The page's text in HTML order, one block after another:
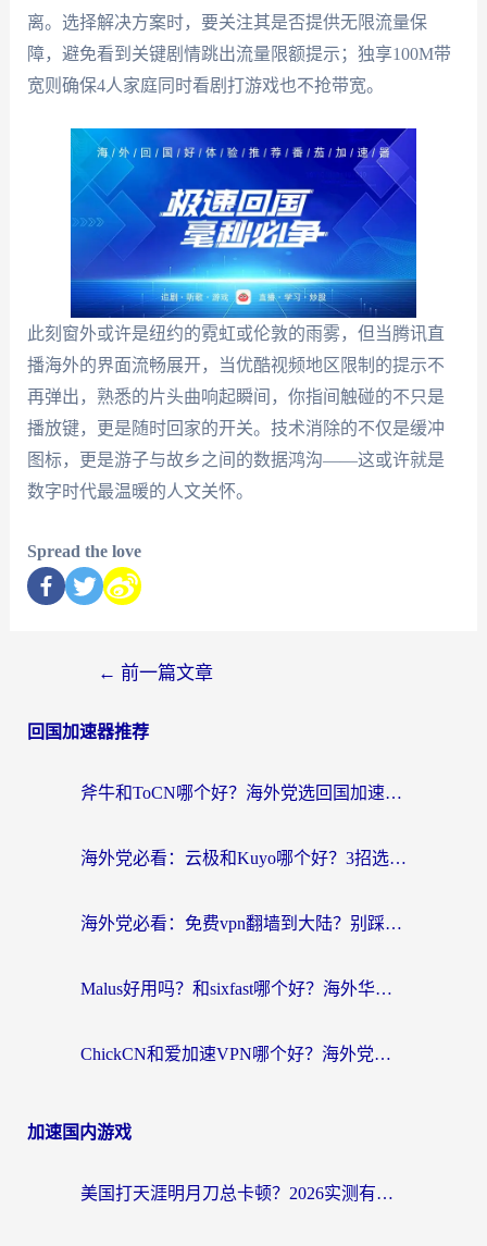
离。选择解决方案时，要关注其是否提供无限流量保
障，避免看到关键剧情跳出流量限额提示；独享100M带
宽则确保4人家庭同时看剧打游戏也不抢带宽。
此刻窗外或许是纽约的霓虹或伦敦的雨雾，但当腾讯直
播海外的界面流畅展开，当优酷视频地区限制的提示不
再弹出，熟悉的片头曲响起瞬间，你指间触碰的不只是
播放键，更是随时回家的开关。技术消除的不仅是缓冲
图标，更是游子与故乡之间的数据鸿沟——这或许就是
数字时代最温暖的人文关怀。
Spread the love
← 前一篇文章
回国加速器推荐
斧牛和ToCN哪个好？海外党选回国加速器的避坑指南（附免费工具推荐）
海外党必看：云极和Kuyo哪个好？3招选对回国加速器，无缝刷国内资源
海外党必看：免费vpn翻墙到大陆？别踩坑！教你选对回国加速器无缝追剧玩游戏
Malus好用吗？和sixfast哪个好？海外华人亲测3款热门回国加速器，附排名指南
ChickCN和爱加速VPN哪个好？海外党亲测3款回国加速器，这一款才是无缝访问国内资源的最优解
加速国内游戏
美国打天涯明月刀总卡顿？2026实测有效的加速器推荐（附跨平台使用技巧）